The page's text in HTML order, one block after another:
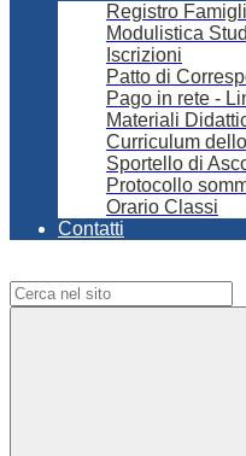
Registro
Modulistica
Iscrizioni
Patto di
Pago in rete -
Materiali
Curriculum
Sportello di
Protocollo
Orario Classi
Contatti